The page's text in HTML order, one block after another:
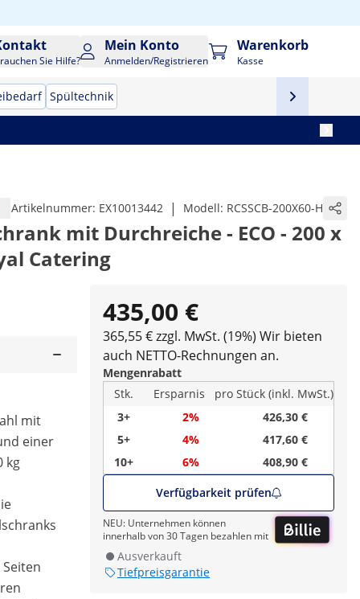
Sie Hilfe?
Mein Konto
Anmelden/Registrieren
Warenkorb
Kasse
Spültechnik
Artikelnummer: EX10013442 | Modell: RCSSCB-200X60-H
mit Durchreiche - ECO - 200 x
Catering
435,00 €
365,55 € zzgl. MwSt. (19%) Wir bieten
auch NETTO-Rechnungen an.
Mengenrabatt
Stk.
Ersparnis
pro Stück (inkl. MwSt.)
3+
2%
426,30 €
5+
4%
417,60 €
10+
6%
408,90 €
Verfügbarkeit prüfen
NEU: Unternehmen können
innerhalb von 30 Tagen bezahlen mit
Ausverkauft
Tiefpreisgarantie
mit
einer
kg